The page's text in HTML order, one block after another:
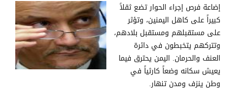
إضاعة فرص إجراء الحوار تضع ثقلاً
كبيراً على كاهل اليمنين، وتؤثر
على مستقبلهم ومستقبل بلادهم،
وتتركهم يتخبطون في دائرة
العنف والحرمان. اليمن يحترق فيما
يعيش سكانه وضعاً كارثياً في
وطن ينزف ومدن تنهار.